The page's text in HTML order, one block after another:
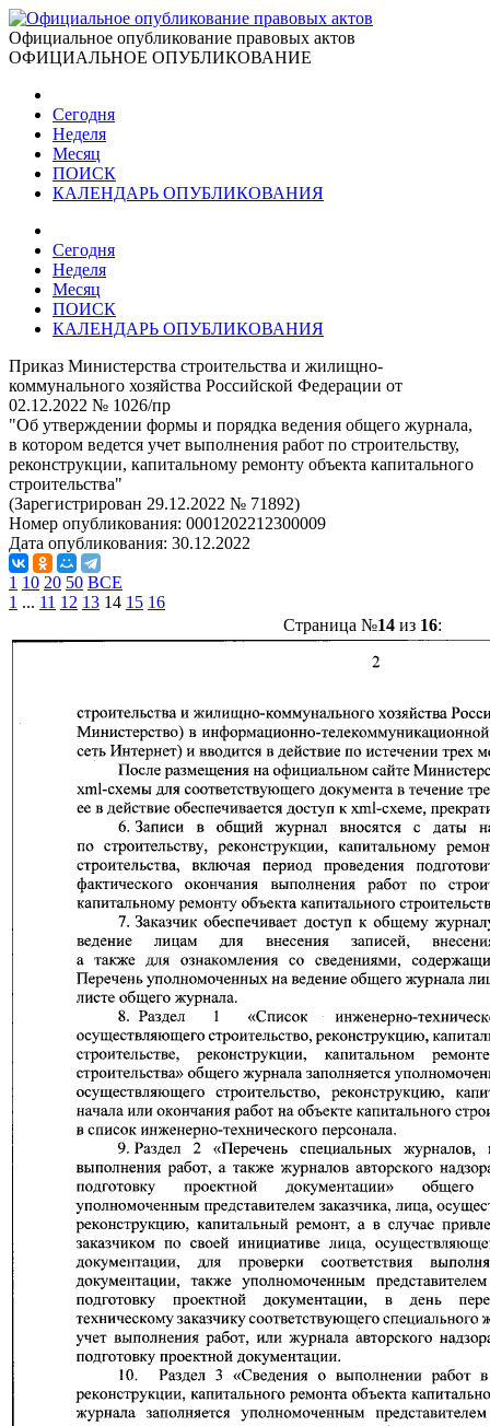
Официальное опубликование правовых актов
ОФИЦИАЛЬНОЕ ОПУБЛИКОВАНИЕ
Сегодня
Неделя
Месяц
ПОИСК
КАЛЕНДАРЬ ОПУБЛИКОВАНИЯ
Сегодня
Неделя
Месяц
ПОИСК
КАЛЕНДАРЬ ОПУБЛИКОВАНИЯ
Приказ Министерства строительства и жилищно-
коммунального хозяйства Российской Федерации от
02.12.2022 № 1026/пр
"Об утверждении формы и порядка ведения общего журнала,
в котором ведется учет выполнения работ по строительству,
реконструкции, капитальному ремонту объекта капитального
строительства"
(Зарегистрирован 29.12.2022 № 71892)
Номер опубликования: 0001202212300009
Дата опубликования: 30.12.2022
1 10 20 50 ВСЕ
1 ... 11 12 13 14 15 16
Страница №14из 16: